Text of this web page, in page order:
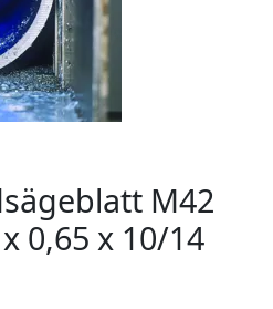
M42
0,65 x 10/14